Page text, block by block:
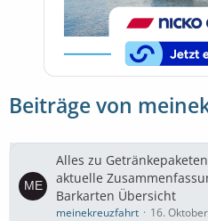
Beiträge von
Alles zu
aktuelle
Barkarten Übersicht
meinekreuzfahrt 16.